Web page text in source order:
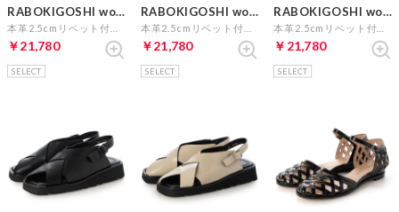
RABOKIGOSHI works
￥21,780
SELECT
RABOKIGOSHI works
￥21,780
SELECT
RABOKIGOSHI works
￥21,780
SELECT